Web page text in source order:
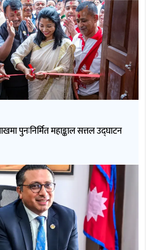
पुनःनिर्मित महाङ्काल सत्तल उद्घाटन